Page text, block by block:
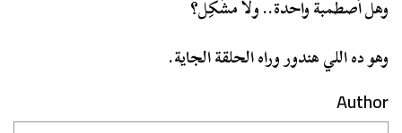
وهل أصطمبة واحدة.. ولا مشَكِل؟
وهو ده اللي هندور وراه الحلقة الجاية.
Author